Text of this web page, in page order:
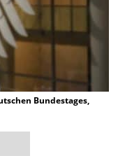
Bundestages,